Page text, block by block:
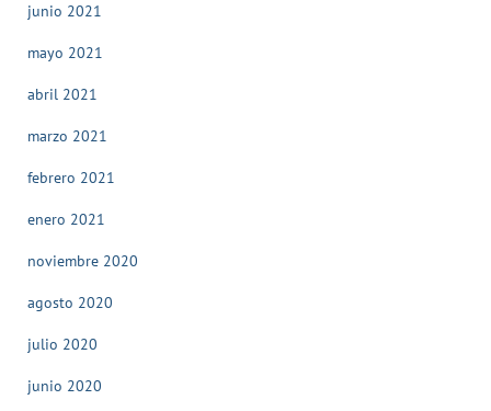
junio 2021
mayo 2021
abril 2021
marzo 2021
febrero 2021
enero 2021
noviembre 2020
agosto 2020
julio 2020
junio 2020